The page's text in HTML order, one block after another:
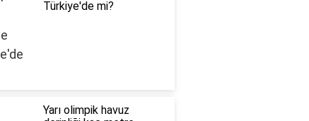
Türkiye'de mi?
Yarı olimpik havuz